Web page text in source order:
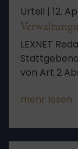
Urteil | 12.
LEXNET
von Art 2
KAG BB)
Beschlusses
mehr lesen